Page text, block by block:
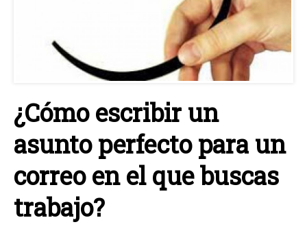
¿Cómo escribir un
asunto perfecto para un
correo en el que buscas
trabajo?